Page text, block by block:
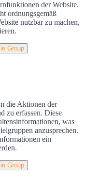
der Website.
ordnungsgemäß
nutzbar zu machen,
Group
die Aktionen der
zu erfassen. Diese
was
anzusprechen.
ein
Group